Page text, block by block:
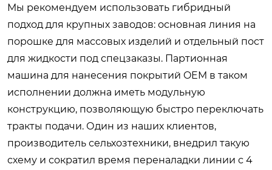
Мы рекомендуем использовать гибридный
подход для крупных заводов: основная линия на
порошке для массовых изделий и отдельный пост
для жидкости под спецзаказы. Партионная
машина для нанесения покрытий OEM в таком
исполнении должна иметь модульную
конструкцию, позволяющую быстро переключать
тракты подачи. Один из наших клиентов,
производитель сельхозтехники, внедрил такую
схему и сократил время переналадки линии с 4